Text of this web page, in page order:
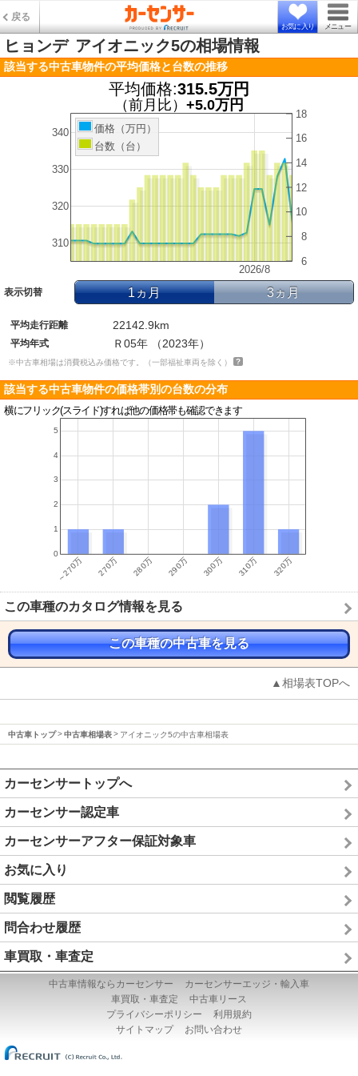
戻る
お気に入り メニュー
ヒョンデ アイオニック5の相場情報
該当する中古車物件の平均価格と台数の推移
平均価格:315.5万円
（前月比） +5.0万円
2026/8
310
320
330
340
6
8
10
12
14
16
18
価格（万円）
台数（台）
表示切替 1ヵ月 3ヵ月
平均走行距離 22142.9km
平均年式 Ｒ05年 （2023年）
※中古車相場は消費税込み価格です。（一部福祉車両を除く）
該当する中古車物件の価格帯別の台数の分布
横にフリック(スライド)すれば他の価格帯も確認できます
この車種のカタログ情報を見る
この車種の中古車を見る
▲相場表TOPへ
中古車トップ 中古車相場表 アイオニック5の中古車相場表
カーセンサートップへ
カーセンサー認定車
カーセンサーアフター保証対象車
お気に入り
閲覧履歴
問合わせ履歴
車買取・車査定
中古車情報ならカーセンサー
カーセンサーエッジ・輸入車
車買取・車査定
中古車リース
プライバシーポリシー
利用規約
サイトマップ
お問い合わせ